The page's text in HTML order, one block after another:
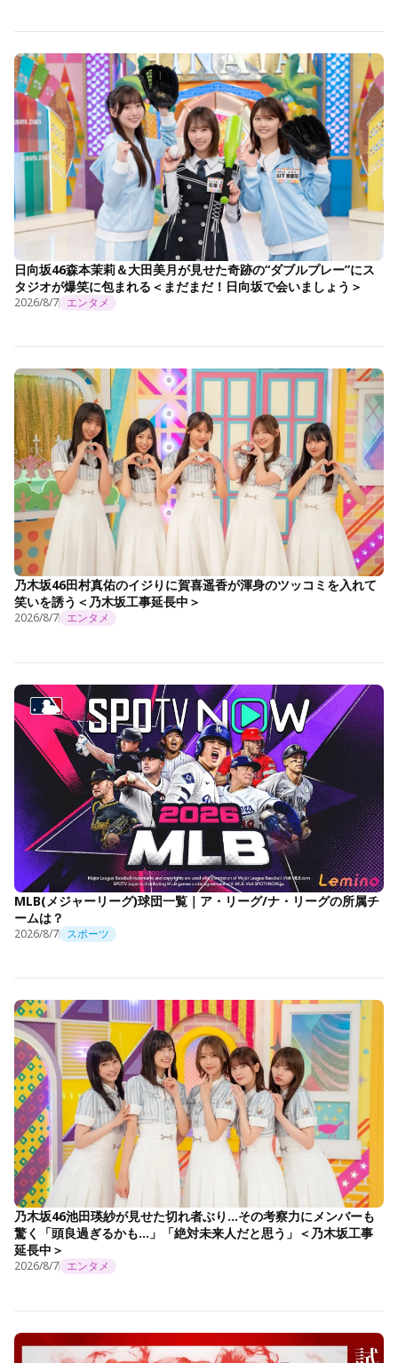
日向坂46森本茉莉＆大田美月が見せた奇跡の“ダブルプレー”にス
タジオが爆笑に包まれる＜まだまだ！日向坂で会いましょう＞
2026/8/7 エンタメ
乃木坂46田村真佑のイジりに賀喜遥香が渾身のツッコミを入れて
笑いを誘う＜乃木坂工事延長中＞
2026/8/7 エンタメ
MLB(メジャーリーグ)球団一覧｜ア・リーグ/ナ・リーグの所属チ
ームは？
2026/8/7 スポーツ
乃木坂46池田瑛紗が見せた切れ者ぶり…その考察力にメンバーも
驚く「頭良過ぎるかも…」「絶対未来人だと思う」＜乃木坂工事
延長中＞
2026/8/7 エンタメ